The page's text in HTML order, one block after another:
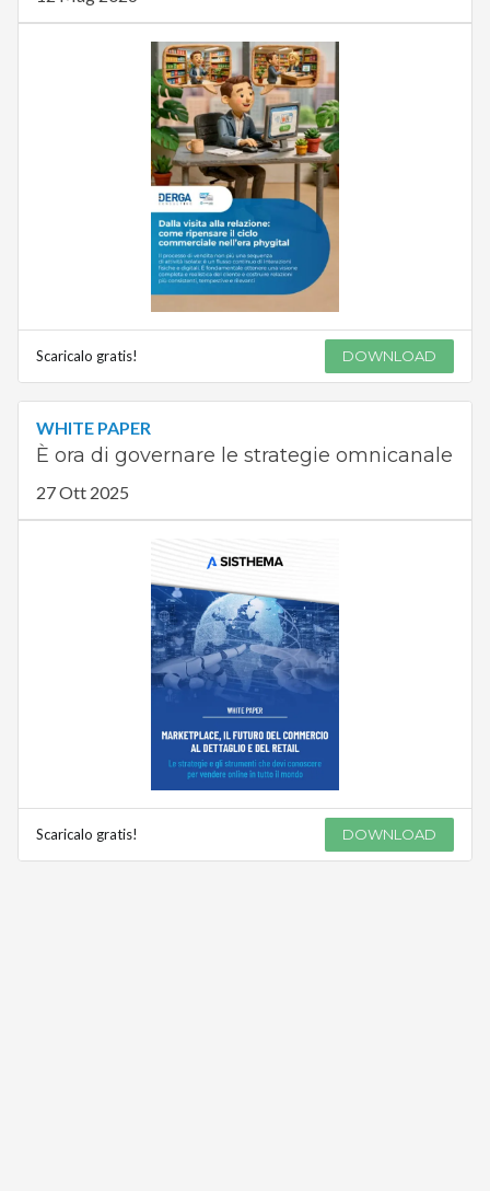
Scaricalo gratis! DOWNLOAD
WHITE PAPER
È ora di governare le strategie omnicanale
27 Ott 2025
Scaricalo gratis! DOWNLOAD